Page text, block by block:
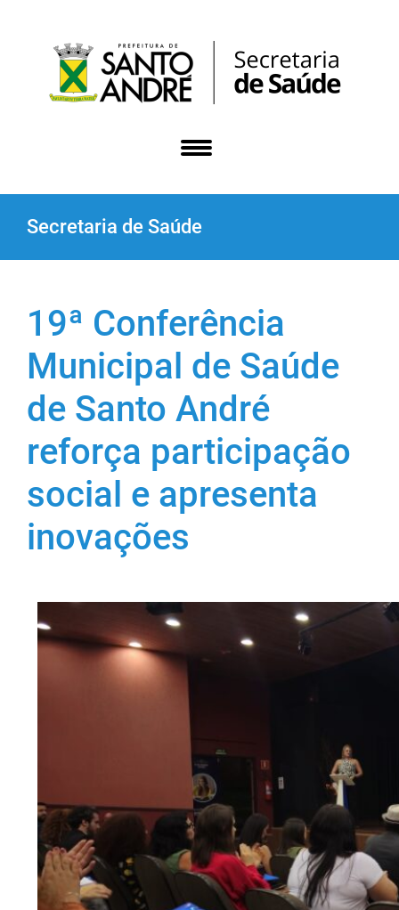
Secretaria de Saúde
19ª Conferência
Municipal de Saúde
de Santo André
reforça participação
social e apresenta
inovações